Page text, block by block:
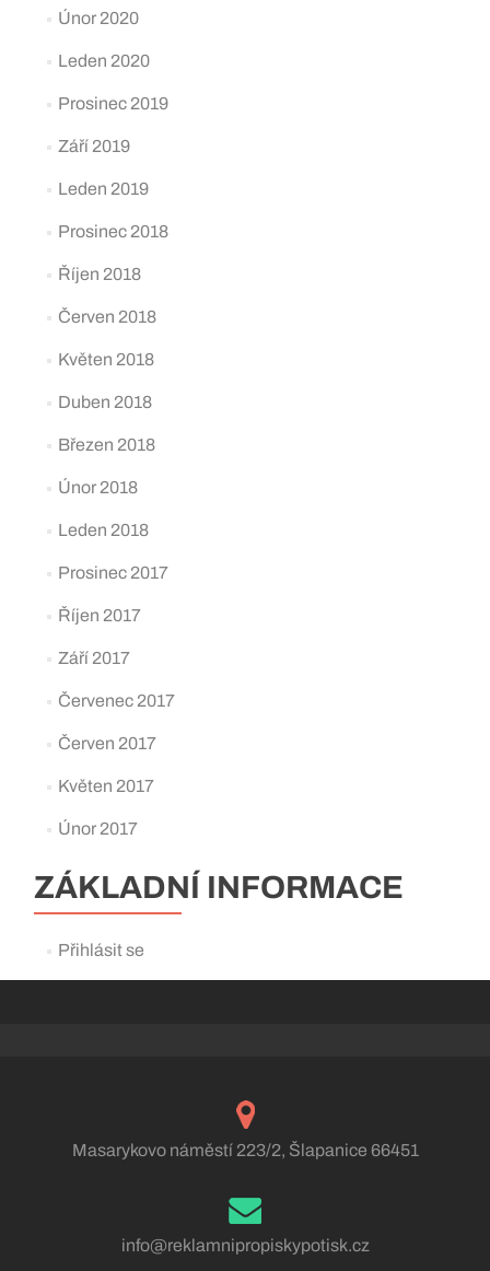
Únor 2020
Leden 2020
Prosinec 2019
Září 2019
Leden 2019
Prosinec 2018
Říjen 2018
Červen 2018
Květen 2018
Duben 2018
Březen 2018
Únor 2018
Leden 2018
Prosinec 2017
Říjen 2017
Září 2017
Červenec 2017
Červen 2017
Květen 2017
Únor 2017
ZÁKLADNÍ INFORMACE
Přihlásit se
Masarykovo náměstí 223/2, Šlapanice 66451
info@reklamnipropiskypotisk.cz